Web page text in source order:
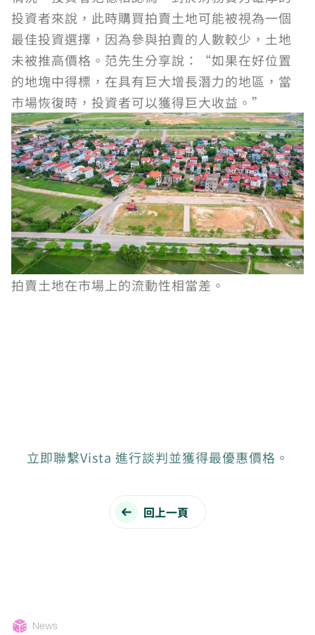
投資者來說，此時購買拍賣土地可能被視為一個
最佳投資選擇，因為參與拍賣的人數較少，土地
未被推高價格。范先生分享說：“如果在好位置
的地塊中得標，在具有巨大增長潛力的地區，當
市場恢復時，投資者可以獲得巨大收益。”
拍賣土地在市場上的流動性相當差。
立即聯繫Vista 進行談判並獲得最優惠價格。
回上一頁
News